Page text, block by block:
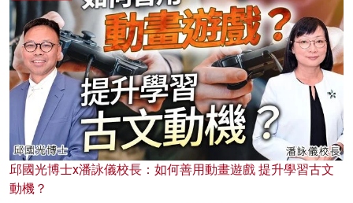
邱國光博士x潘詠儀校長：如何善用動畫遊戲 提升學習古文
動機？